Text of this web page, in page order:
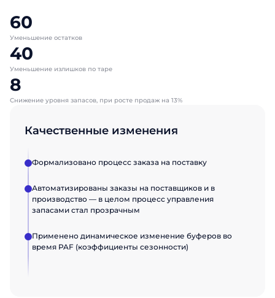
Должность
Название компании
60
Уменьшение остатков
40
Уменьшение излишков по таре
8
Снижение уровня запасов, при росте продаж на 13%
Качественные изменения
Формализовано процесс заказа на поставку
Автоматизированы заказы на поставщиков и в
производство — в целом процесс управления
запасами стал прозрачным
Применено динамическое изменение буферов во
время PAF (коэффициенты сезонности)
Должность
Название компании